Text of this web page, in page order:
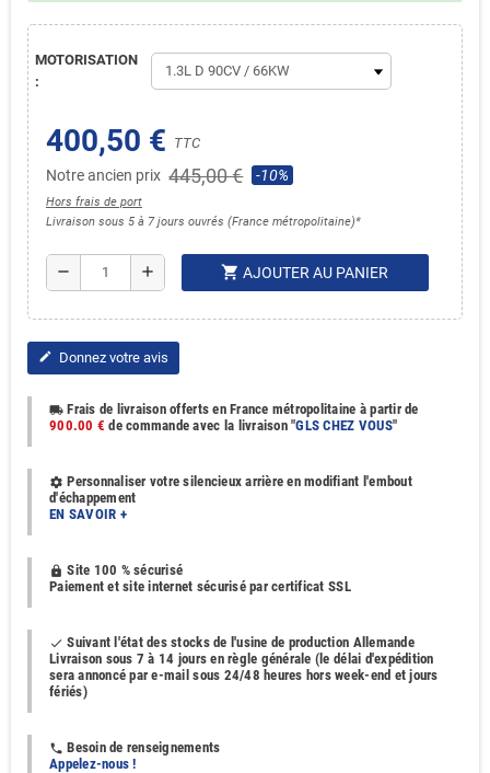
MOTORISATION
:
400,50 € TTC
Notre ancien prix 445,00 € -10%
Hors frais de port
Livraison sous 5 à 7 jours ouvrés (France métropolitaine)*
remove add shopping_cart AJOUTER AU PANIER
edit Donnez votre avis
local_shipping Frais de livraison offerts en France métropolitaine à partir de
900.00 € de commande avec la livraison "GLS CHEZ VOUS"
settings Personnaliser votre silencieux arrière en modifiant l'embout
d'échappement
EN SAVOIR +
https Site 100 % sécurisé
Paiement et site internet sécurisé par certificat SSL
done Suivant l'état des stocks de l'usine de production Allemande
Livraison sous 7 à 14 jours en règle générale (le délai d'expédition
sera annoncé par e-mail sous 24/48 heures hors week-end et jours
fériés)
phone Besoin de renseignements
Appelez-nous !